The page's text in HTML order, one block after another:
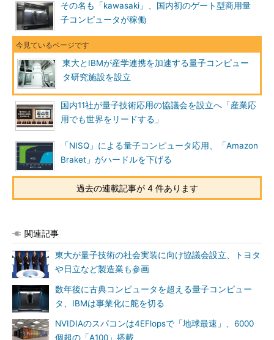
その名も「kawasaki」、国内初のゲート型商用量
子コンピュータが稼働
東大とIBMが産学連携を加速する量子コンピュー
タ研究施設を設立
国内11社が量子技術応用の協議会を設立へ「産業応
用でも世界をリードする」
「NISQ」による量子コンピュータ応用、「Amazon
Braket」がハードルを下げる
過去の連載記事が 4 件あります
関連記事
東大が量子技術の社会実装に向け協議会設立、トヨタ
や日立など製造業も参画
数年後に古典コンピュータを超える量子コンピュー
タ、IBMは事業化に舵を切る
NVIDIAのスパコンは4EFlopsで「地球最速」、6000
個超の「A100」搭載